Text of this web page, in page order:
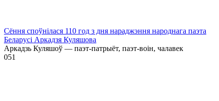
Сёння споўнілася 110 год з дня нараджэння народнага паэта
Беларусі Аркадзя Куляшова
Аркадзь Куляшоў — паэт-патрыёт, паэт-воін, чалавек
051